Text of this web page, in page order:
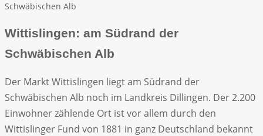
Schwäbischen Alb
Wittislingen: am Südrand der
Schwäbischen Alb
Der Markt Wittislingen liegt am Südrand der
Schwäbischen Alb noch im Landkreis Dillingen. Der 2.200
Einwohner zählende Ort ist vor allem durch den
Wittislinger Fund von 1881 in ganz Deutschland bekannt